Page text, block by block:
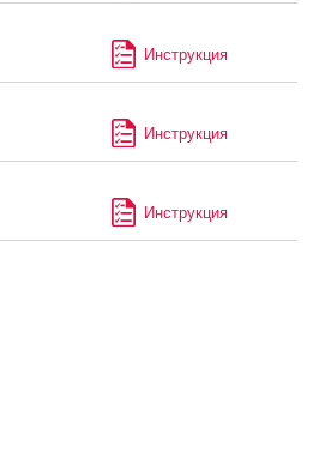
Инструкция
Инструкция
Инструкция